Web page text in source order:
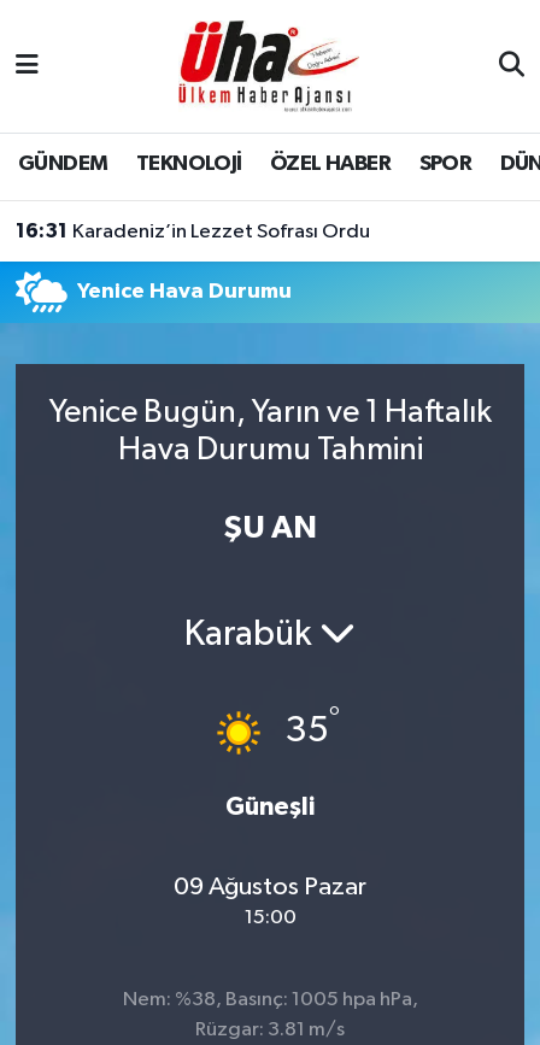
GÜNDEM TEKNOLOJİ ÖZEL HABER SPOR
16:31 Karadeniz’in Lezzet Sofrası Ordu
Yenice Hava Durumu
Yenice Bugün, Yarın ve 1 Haftalık
Hava Durumu Tahmini
ŞU AN
Karabük
35°
Güneşli
09 Ağustos Pazar
15:00
Nem: %38, Basınç: 1005 hpa hPa,
Rüzgar: 3.81 m/s
İstanbul Nöbetçi Eczaneler
İstanbul Hava Durumu
Tüm Manşetler
Son Dakika Haberleri